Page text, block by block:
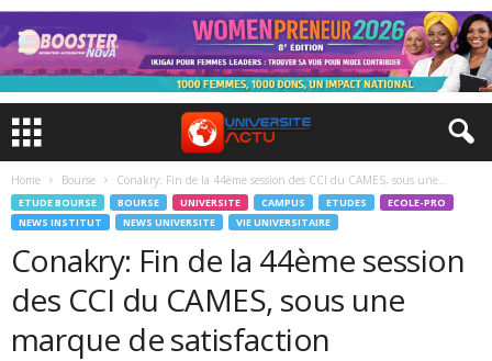
Home Bourse Conakry: Fin de la 44ème session des CCI du CAMES, sous une...
ETUDE BOURSE BOURSE UNIVERSITE CAMPUS ETUDES
ECOLE-PRO
NEWS INSTITUT
NEWS UNIVERSITE VIE UNIVERSITAIRE
Conakry: Fin de la 44ème session
des CCI du CAMES, sous une
marque de satisfaction